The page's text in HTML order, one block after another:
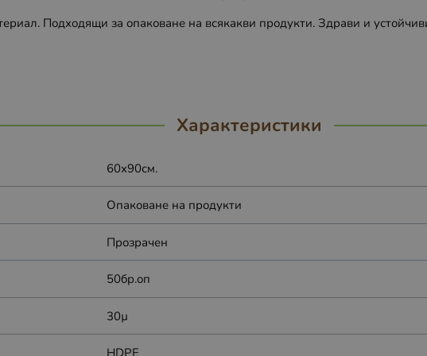
Подходящи за опаковане на всякакви продукти. Здрави и
Характеристики
60х90см.
Опаковане на продукти
Прозрачен
50бр.оп
30µ